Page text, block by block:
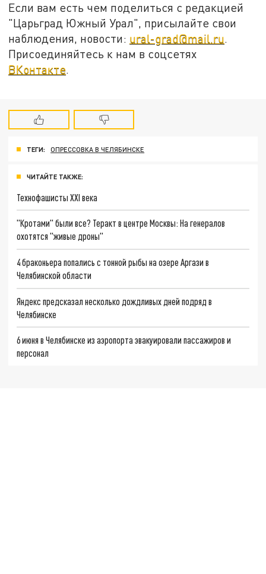
Если вам есть чем поделиться с редакцией
"Царьград Южный Урал", присылайте свои
наблюдения, новости: ural-grad@mail.ru.
Присоединяйтесь к нам в соцсетях
ВКонтакте.
ТЕГИ: ОПРЕССОВКА В ЧЕЛЯБИНСКЕ
ЧИТАЙТЕ ТАКЖЕ:
Технофашисты XXI века
"Кротами" были все? Теракт в центре Москвы: На генералов
охотятся "живые дроны"
4 браконьера попались с тонной рыбы на озере Аргази в
Челябинской области
Яндекс предсказал несколько дождливых дней подряд в
Челябинске
6 июня в Челябинске из аэропорта эвакуировали пассажиров и
персонал